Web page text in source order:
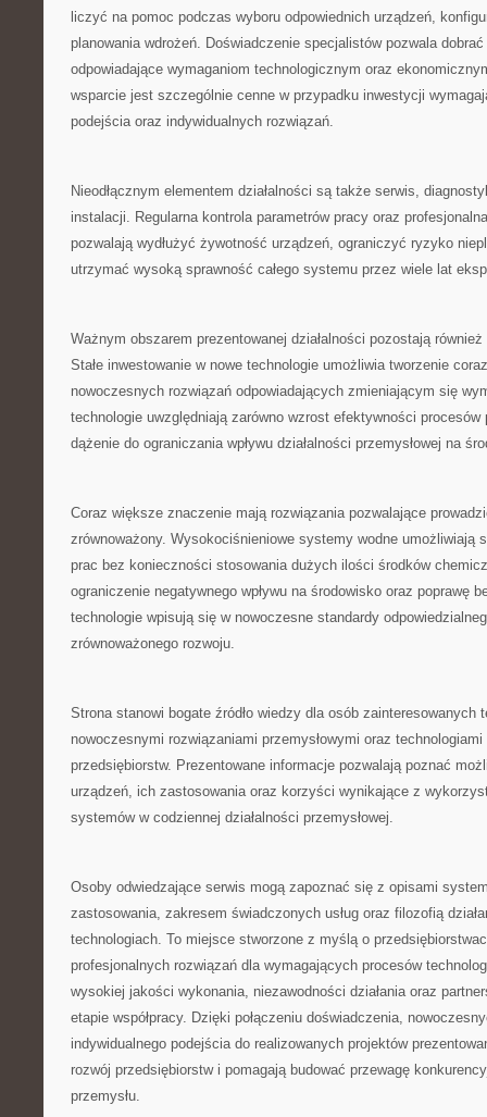
liczyć na pomoc podczas wyboru odpowiednich urządzeń,
planowania wdrożeń. Doświadczenie specjalistów pozwala
odpowiadające wymaganiom technologicznym oraz
wsparcie jest szczególnie cenne w przypadku inwestycji
podejścia oraz indywidualnych rozwiązań.
Nieodłącznym elementem działalności są także serwis,
instalacji. Regularna kontrola parametrów pracy oraz
pozwalają wydłużyć żywotność urządzeń, ograniczyć ryzyko
utrzymać wysoką sprawność całego systemu przez wiele lat
Ważnym obszarem prezentowanej działalności pozostają
Stałe inwestowanie w nowe technologie umożliwia tworzenie
nowoczesnych rozwiązań odpowiadających zmieniającym się
technologie uwzględniają zarówno wzrost efektywności procesów
dążenie do ograniczania wpływu działalności przemysłowej na
Coraz większe znaczenie mają rozwiązania pozwalające
zrównoważony. Wysokociśnieniowe systemy wodne umożliwiają
prac bez konieczności stosowania dużych ilości środków
ograniczenie negatywnego wpływu na środowisko oraz poprawę
technologie wpisują się w nowoczesne standardy
zrównoważonego rozwoju.
Strona stanowi bogate źródło wiedzy dla osób zainteresowanych
nowoczesnymi rozwiązaniami przemysłowymi oraz
przedsiębiorstw. Prezentowane informacje pozwalają poznać
urządzeń, ich zastosowania oraz korzyści wynikające z
systemów w codziennej działalności przemysłowej.
Osoby odwiedzające serwis mogą zapoznać się z opisami
zastosowania, zakresem świadczonych usług oraz filozofią
technologiach. To miejsce stworzone z myślą o
profesjonalnych rozwiązań dla wymagających procesów
wysokiej jakości wykonania, niezawodności działania oraz
etapie współpracy. Dzięki połączeniu doświadczenia,
indywidualnego podejścia do realizowanych projektów
rozwój przedsiębiorstw i pomagają budować przewagę
przemysłu.